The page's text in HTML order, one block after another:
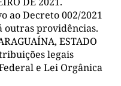
ao Decreto 002/2021
outras providências.
ESTADO
legais
e Lei Orgânica